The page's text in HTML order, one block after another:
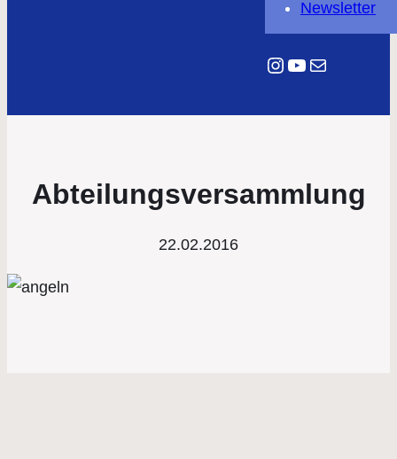
Newsletter
Instagram
YouTube
E-Mail
Abteilungsversammlung
22.02.2016